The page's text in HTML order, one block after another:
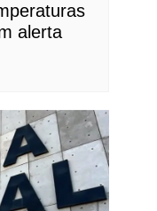
alerta